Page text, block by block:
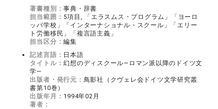
著書種別：事典・辞書
担当範囲： 5項目, 「エラスムス・プログラム」「ヨーロ
ッパ学校」「インターナショナル・スクール」「エリー
ト労働移民」「複言語主義」
担当区分：編集
記述言語： 日本語
タイトル：幻想のディスクール―ロマン派以降のドイツ文
学―
出版者・発行元： 鳥影社（クヴェレ会ドイツ文学研究叢
書第10巻）
出版年月： 1994年02月
著者：